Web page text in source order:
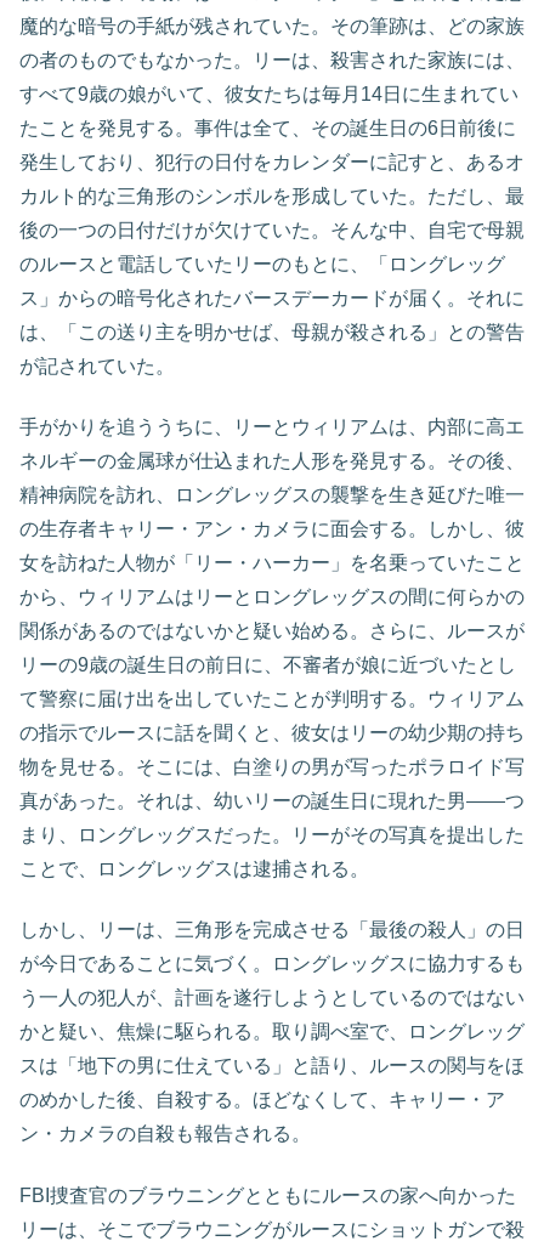
魔的な暗号の手紙が残されていた。その筆跡は、どの家族
の者のものでもなかった。リーは、殺害された家族には、
すべて9歳の娘がいて、彼女たちは毎月14日に生まれてい
たことを発見する。事件は全て、その誕生日の6日前後に
発生しており、犯行の日付をカレンダーに記すと、あるオ
カルト的な三角形のシンボルを形成していた。ただし、最
後の一つの日付だけが欠けていた。そんな中、自宅で母親
のルースと電話していたリーのもとに、「ロングレッグ
ス」からの暗号化されたバースデーカードが届く。それに
は、「この送り主を明かせば、母親が殺される」との警告
が記されていた。
手がかりを追ううちに、リーとウィリアムは、内部に高エ
ネルギーの金属球が仕込まれた人形を発見する。その後、
精神病院を訪れ、ロングレッグスの襲撃を生き延びた唯一
の生存者キャリー・アン・カメラに面会する。しかし、彼
女を訪ねた人物が「リー・ハーカー」を名乗っていたこと
から、ウィリアムはリーとロングレッグスの間に何らかの
関係があるのではないかと疑い始める。さらに、ルースが
リーの9歳の誕生日の前日に、不審者が娘に近づいたとし
て警察に届け出を出していたことが判明する。ウィリアム
の指示でルースに話を聞くと、彼女はリーの幼少期の持ち
物を見せる。そこには、白塗りの男が写ったポラロイド写
真があった。それは、幼いリーの誕生日に現れた男——つ
まり、ロングレッグスだった。リーがその写真を提出した
ことで、ロングレッグスは逮捕される。
しかし、リーは、三角形を完成させる「最後の殺人」の日
が今日であることに気づく。ロングレッグスに協力するも
う一人の犯人が、計画を遂行しようとしているのではない
かと疑い、焦燥に駆られる。取り調べ室で、ロングレッグ
スは「地下の男に仕えている」と語り、ルースの関与をほ
のめかした後、自殺する。ほどなくして、キャリー・ア
ン・カメラの自殺も報告される。
FBI捜査官のブラウニングとともにルースの家へ向かった
リーは、そこでブラウニングがルースにショットガンで殺